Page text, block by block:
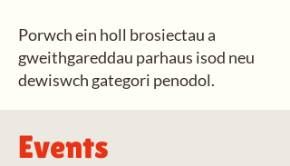
Porwch ein holl brosiectau a
gweithgareddau parhaus isod neu
dewiswch gategori penodol.
Events